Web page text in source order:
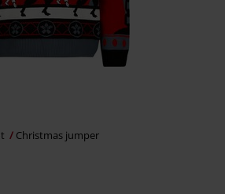
Christmas jumper